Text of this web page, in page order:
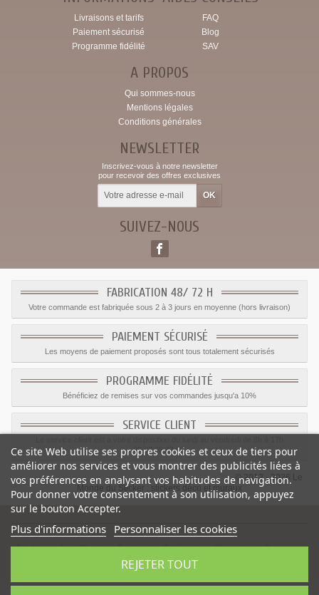
Livraisons et tarifs
Paiement sécurisé
Programme fidélité
FAQ
Blog
SAV
A PROPOS
Qui sommes-nous
Mentions légales
Conditions générales
NEWSLETTER
Inscrivez-vous à notre newsletter
pour recevoir des offres exclusives
SUIVEZ-NOUS
FABRICATION 48/ 72 H
Votre commande est fabriquée sous 2 à 3 jours en moyenne (hors livraison)
PAIEMENT SÉCURISÉ
Les moyens de paiement proposés sont tous totalement sécurisés
PROGRAMME FIDÉLITÉ
Bénéficiez de remises sur vos commandes jusqu'a 10%
SERVICE CLIENT
09.82.28.47.69.
© 2012 - 2026 Le
Monde du Sticker :
stickers déco et muraux
Sticker enfant Chateau Fort vert-Catégorie:Chevalier & Dragons-
Prix:1.59€
Ce site Web utilise ses propres cookies et ceux de tiers pour
améliorer nos services et vous montrer des publicités liées à
vos préférences en analysant vos habitudes de navigation.
Pour donner votre consentement à son utilisation, appuyez
sur le bouton Accepter.
Plus d'informations Personnaliser les cookies
REJETER TOUT